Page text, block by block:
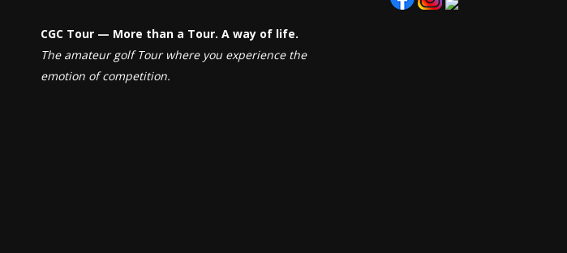
CGC Tour — More than a Tour. A way of life.
The amateur golf Tour where you experience the
emotion of competition.